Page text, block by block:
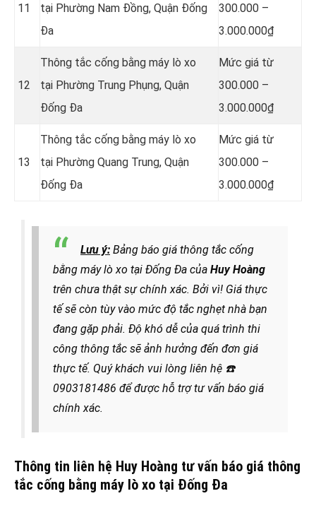
11
tại Phường Nam Đồng, Quận Đống
Đa
300.000 –
3.000.000₫
12
Thông tắc cống bằng máy lò xo
tại Phường Trung Phụng, Quận
Đống Đa
Mức giá từ
300.000 –
3.000.000₫
13
Thông tắc cống bằng máy lò xo
tại Phường Quang Trung, Quận
Đống Đa
Mức giá từ
300.000 –
3.000.000₫
Lưu ý: Bảng báo giá thông tắc cống
bằng máy lò xo tại Đống Đa của Huy Hoàng
trên chưa thật sự chính xác. Bởi vì! Giá thực
tế sẽ còn tùy vào mức độ tắc nghẹt nhà bạn
đang gặp phải. Độ khó dễ của quá trình thi
công thông tắc sẽ ảnh hưởng đến đơn giá
thực tế. Quý khách vui lòng liên hệ ☎️
0903181486 để được hỗ trợ tư vấn báo giá
chính xác.
Thông tin liên hệ Huy Hoàng tư vấn báo giá thông
tắc cống bằng máy lò xo tại Đống Đa